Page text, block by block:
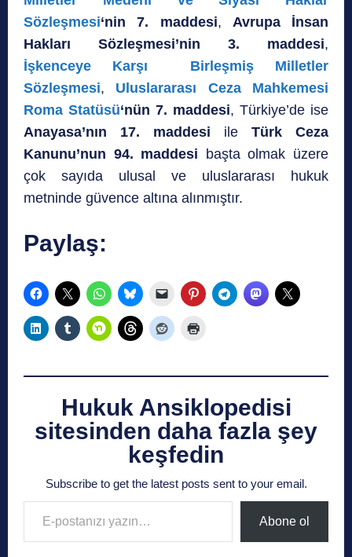
Sözleşmesi‘nin 7. maddesi, Avrupa İnsan
Hakları Sözleşmesi’nin 3. maddesi,
İşkenceye Karşı
Birleşmiş Milletler
Sözleşmesi, Uluslararası Ceza Mahkemesi
Roma Statüsü‘nün 7. maddesi, Türkiye’de ise
Anayasa’nın 17. maddesi ile Türk Ceza
Kanunu’nun 94. maddesi başta olmak üzere
çok sayıda ulusal ve uluslararası hukuk
metninde güvence altına alınmıştır.
Paylaş:
Hukuk Ansiklopedisi
sitesinden daha fazla şey
keşfedin
Subscribe to get the latest posts sent to your email.
E-postanızı yazın…
Abone ol